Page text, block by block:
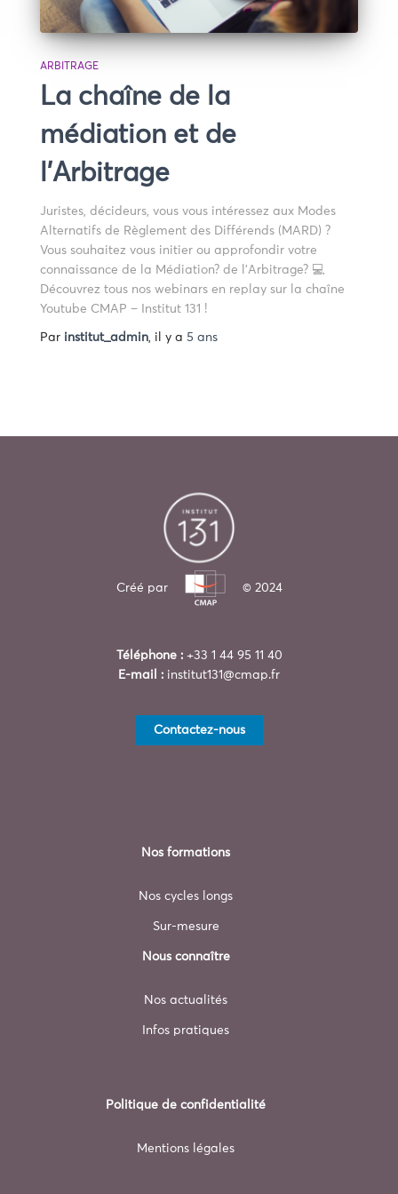
ARBITRAGE
La chaîne de la
médiation et de
l’Arbitrage
Juristes, décideurs, vous vous intéressez aux Modes
Alternatifs de Règlement des Différends (MARD) ?
Vous souhaitez vous initier ou approfondir votre
connaissance de la Médiation? de l’Arbitrage? 💻
Découvrez tous nos webinars en replay sur la chaîne
Youtube CMAP – Institut 131 !
Par institut_admin , il y a 5 ans
Créé par © 2024
Téléphone :+33 1 44 95 11 40
E-mail : institut131@cmap.fr
Contactez-nous
Nos formations
Nos cycles longs
Sur-mesure
Nous connaître
Nos actualités
Infos pratiques
Politique de confidentialité
Mentions légales